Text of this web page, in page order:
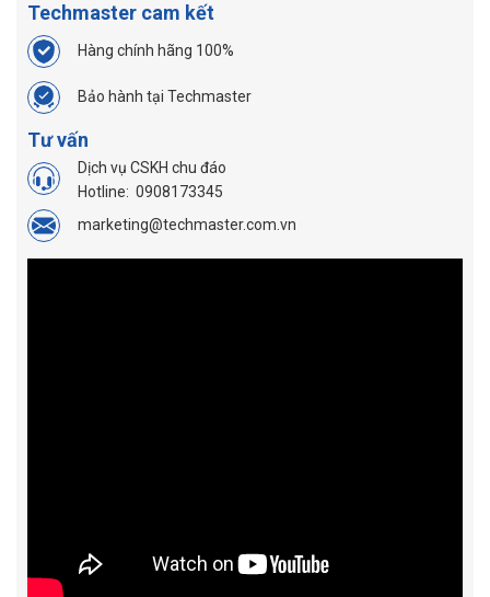
Techmaster cam kết
Hàng chính hãng 100%
Bảo hành tại Techmaster
Tư vấn
Dịch vụ CSKH chu đáo
Hotline: 0908173345
marketing@techmaster.com.vn